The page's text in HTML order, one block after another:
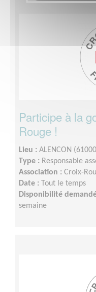
Participe à la
Rouge !
Lieu : ALENCON
Type : Responsable
Association : Croix-
Date : Tout le temps
Disponibilité
semaine